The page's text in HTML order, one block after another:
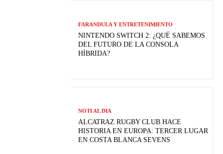
FARANDULA Y ENTRETENIMIENTO
NINTENDO SWITCH 2: ¿QUÉ SABEMOS
DEL FUTURO DE LA CONSOLA
HÍBRIDA?
NOTI AL DIA
ALCATRAZ RUGBY CLUB HACE
HISTORIA EN EUROPA: TERCER LUGAR
EN COSTA BLANCA SEVENS